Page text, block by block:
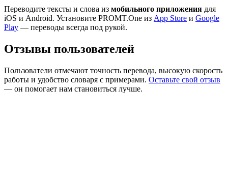
Переводите тексты и слова из мобильного приложения для
iOS и Android. Установите PROMT.One из App Store и Google
Play — переводы всегда под рукой.
Отзывы пользователей
Пользователи отмечают точность перевода, высокую скорость
работы и удобство словаря с примерами. Оставьте свой отзыв
— он помогает нам становиться лучше.